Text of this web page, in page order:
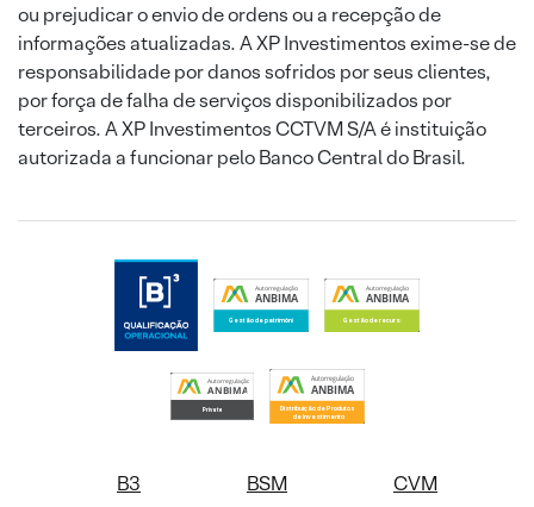
ou prejudicar o envio de ordens ou a recepção de
informações atualizadas. A XP Investimentos exime-se de
responsabilidade por danos sofridos por seus clientes,
por força de falha de serviços disponibilizados por
terceiros. A XP Investimentos CCTVM S/A é instituição
autorizada a funcionar pelo Banco Central do Brasil.
B3 BSM CVM